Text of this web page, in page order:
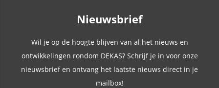
Nieuwsbrief
Wil je op de hoogte blijven van al het nieuws en
ontwikkelingen rondom DEKAS? Schrijf je in voor onze
nieuwsbrief en ontvang het laatste nieuws direct in je
mailbox!